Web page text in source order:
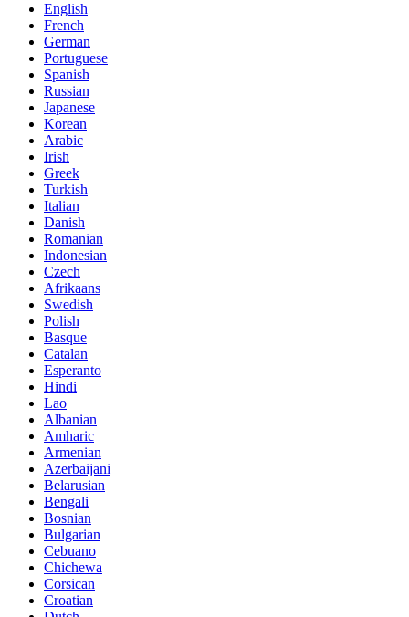
English
French
German
Portuguese
Spanish
Russian
Japanese
Korean
Arabic
Irish
Greek
Turkish
Italian
Danish
Romanian
Indonesian
Czech
Afrikaans
Swedish
Polish
Basque
Catalan
Esperanto
Hindi
Lao
Albanian
Amharic
Armenian
Azerbaijani
Belarusian
Bengali
Bosnian
Bulgarian
Cebuano
Chichewa
Corsican
Croatian